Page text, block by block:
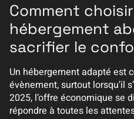
Comment
hébergement
sacrifier le
Un hébergement adapté est
évènement, surtout lorsqu’il
2025, l’offre économique se
répondre à toutes les